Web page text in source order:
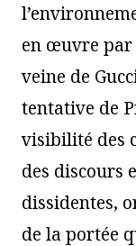
en œuvre par
veine de
tentative de
visibilité des
des discours
dissidentes,
de la portée